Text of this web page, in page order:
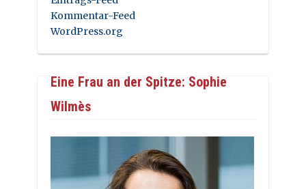
Kommentar-Feed
WordPress.org
Eine Frau an der Spitze: Sophie
Wilmès